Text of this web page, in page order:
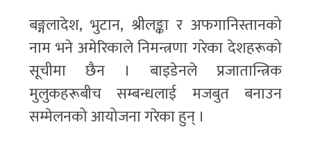
बङ्गलादेश, भुटान, श्रीलङ्का र अफगानिस्तानको
नाम भने अमेरिकाले निमन्त्रणा गरेका देशहरूको
सूचीमा छैन । बाइडेनले प्रजातान्त्रिक
मुलुकहरूबीच सम्बन्धलाई मजबुत बनाउन
सम्मेलनको आयोजना गरेका हुन् ।